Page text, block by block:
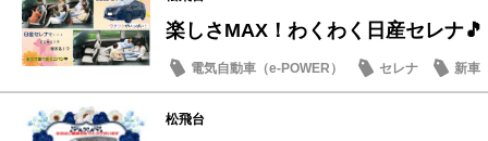
楽しさMAX！わくわく日産セレナ🎵
電気自動車（e-POWER） セレナ
新車
日産のお店
松飛台